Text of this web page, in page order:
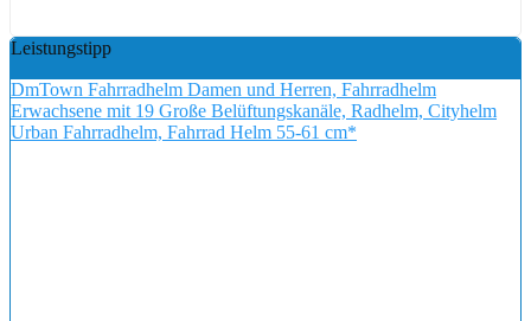
Leistungstipp
DmTown Fahrradhelm Damen und Herren, Fahrradhelm
Erwachsene mit 19 Große Belüftungskanäle, Radhelm, Cityhelm
Urban Fahrradhelm, Fahrrad Helm 55-61 cm*